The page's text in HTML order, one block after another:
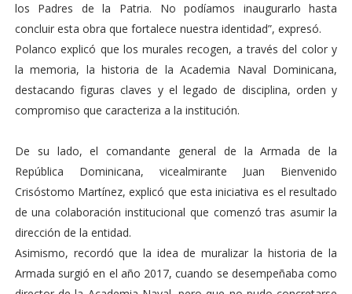
los Padres de la Patria. No podíamos inaugurarlo hasta
concluir esta obra que fortalece nuestra identidad”, expresó.
Polanco explicó que los murales recogen, a través del color y
la memoria, la historia de la Academia Naval Dominicana,
destacando figuras claves y el legado de disciplina, orden y
compromiso que caracteriza a la institución.
De su lado, el comandante general de la Armada de la
República Dominicana, vicealmirante Juan Bienvenido
Crisóstomo Martínez, explicó que esta iniciativa es el resultado
de una colaboración institucional que comenzó tras asumir la
dirección de la entidad.
Asimismo, recordó que la idea de muralizar la historia de la
Armada surgió en el año 2017, cuando se desempeñaba como